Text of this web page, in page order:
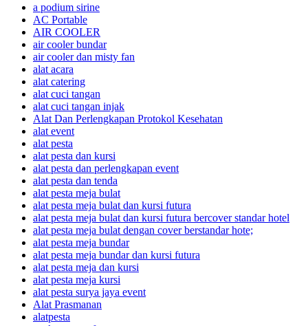
a podium sirine
AC Portable
AIR COOLER
air cooler bundar
air cooler dan misty fan
alat acara
alat catering
alat cuci tangan
alat cuci tangan injak
Alat Dan Perlengkapan Protokol Kesehatan
alat event
alat pesta
alat pesta dan kursi
alat pesta dan perlengkapan event
alat pesta dan tenda
alat pesta meja bulat
alat pesta meja bulat dan kursi futura
alat pesta meja bulat dan kursi futura bercover standar hotel
alat pesta meja bulat dengan cover berstandar hote;
alat pesta meja bundar
alat pesta meja bundar dan kursi futura
alat pesta meja dan kursi
alat pesta meja kursi
alat pesta surya jaya event
Alat Prasmanan
alatpesta